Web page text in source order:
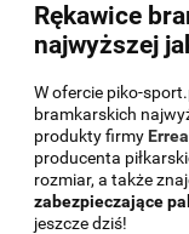
Rękawice
najwyższej
W ofercie piko-
bramkarskich
produkty firmy Errea
producenta
rozmiar, a także
zabezpieczające
jeszcze dziś!